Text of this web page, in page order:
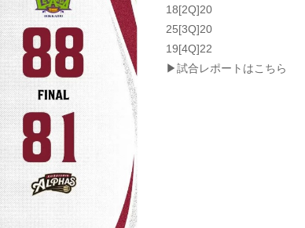
のメルマガ登録
18[2Q]20
25[3Q]20
19[4Q]22
▶試合レポートはこちら